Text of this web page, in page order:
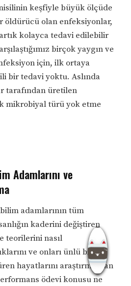
keşfiyle büyük ölçüde
öldürücü olan enfeksiyonlar,
kolayca tedavi edilebilir
birçok yaygın ve
için, ilk ortaya
bir tedavi yoktu. Aslında
tarafından üretilen
mikrobiyal türü yok etme
Adamlarını ve
adamlarının tüm
kaderini değiştiren
teorilerini nasıl
ve onları ünlü bilim
hayatlarını araştırmaktan
ödevi konusu ne